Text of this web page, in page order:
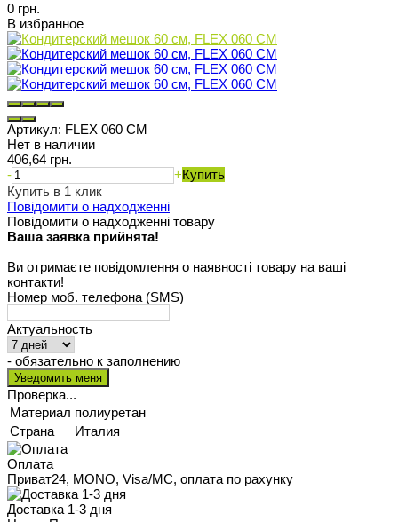
0 грн.
В избранное
Артикул: FLEX 060 CM
Нет в наличии
406,64 грн.
-
+Купить
Купить в 1 клик
Повідомити о надходженні
Повідомити о надходженні товару
Ваша заявка прийнята!
Ви отримаєте повідомлення о наявності товару на ваші
контакти!
Номер моб. телефона (SMS)
Актуальность
- обязательно к заполнению
Проверка...
Материал полиуретан
Страна
Италия
Оплата
Приват24, MONO, Visa/MC, оплата по рахунку
Доставка 1-3 дня